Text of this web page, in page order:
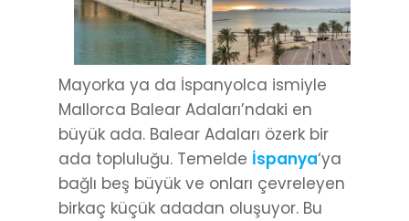
Mayorka ya da İspanyolca ismiyle
Mallorca Balear Adaları’ndaki en
büyük ada. Balear Adaları özerk bir
ada topluluğu. Temelde İspanya‘ya
bağlı beş büyük ve onları çevreleyen
birkaç küçük adadan oluşuyor. Bu